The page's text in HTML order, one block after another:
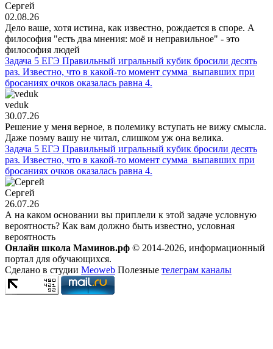
Сергей
02.08.26
Дело ваше, хотя истина, как известно, рождается в споре. А
философия "есть два мнения: моё и неправильное" - это
философия людей
Задача 5 ЕГЭ Правильный игральный кубик бросили десять
раз. Известно, что в какой-то момент сумма выпавших при
бросаниях очков оказалась равна 4.
veduk
30.07.26
Решение у меня верное, в полемику вступать не вижу смысла.
Даже поэму вашу не читал, слишком уж она велика.
Задача 5 ЕГЭ Правильный игральный кубик бросили десять
раз. Известно, что в какой-то момент сумма выпавших при
бросаниях очков оказалась равна 4.
Сергей
26.07.26
А на каком основании вы приплели к этой задаче условную
вероятность? Как вам должно быть известно, условная
вероятность
Онлайн школа Маминов.рф © 2014-2026, информационный
портал для обучающихся.
Сделано в студии Meoweb Полезные телеграм каналы